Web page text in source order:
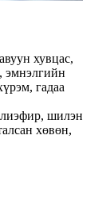
хувцас,
эмнэлгийн
гадаа
шилэн
хөвөн,